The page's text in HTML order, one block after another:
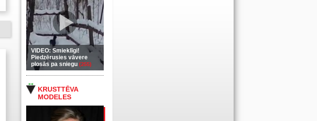
VIDEO: Smieklīgi!
Piedzērusies vāvere
plosās pa sniegu (255)
KRUSTTĒVA
MODELES